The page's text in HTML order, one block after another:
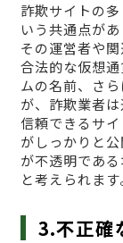
詐欺サイトの多
いう共通点が
その運営者や
合法的な仮想
ムの名前、さ
が、詐欺業者
信頼できるサ
がしっかりと
が不透明であ
と考えられます
3.不正確